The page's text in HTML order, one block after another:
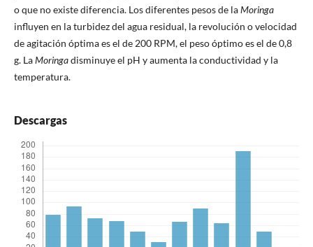
o que no existe diferencia. Los diferentes pesos de laMoringa
influyen en la turbidez del agua residual, la revolución o velocidad
de agitación óptima es el de 200 RPM, el peso óptimo es el de 0,8
g. LaMoringadisminuye el pH y aumenta la conductividad y la
temperatura.
Descargas